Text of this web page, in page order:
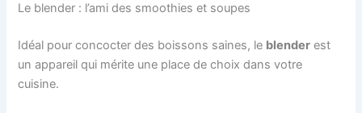
Le blender : l’ami des smoothies et soupes
Idéal pour concocter des boissons saines, le blender est
un appareil qui mérite une place de choix dans votre
cuisine.